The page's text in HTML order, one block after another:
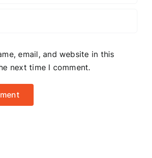
email, and website in this
next time I comment.